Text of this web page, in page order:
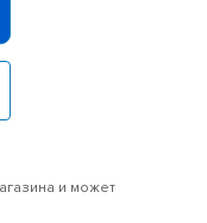
и может